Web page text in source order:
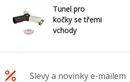
Tunel pro
kočky se třemi
vchody
Slevy a novinky e-mailem